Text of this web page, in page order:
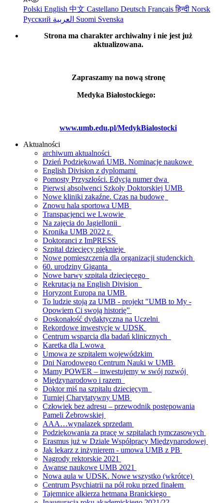
Polski English 中文 Castellano Deutsch Françaisहिन्दी Norsk
Русский
Suomi Svenska
Strona ma charakter archiwalny i nie jest już
aktualizowana.
Zapraszamy na nową stronę
Medyka Białostockiego:
www.umb.edu.pl/MedykBialostocki
Aktualności
archiwum aktualności
Dzień Podziękowań UMB. Nominacje naukowe
English Division z dyplomami
Pomosty Przyszłości. Edycja numer dwa
Pierwsi absolwenci Szkoły Doktorskiej UMB
Nowe kliniki zakaźne. Czas na budowę
Znowu hala sportowa UMB
Transpacjenci we Lwowie
Na zajęcia do Jagiellonii
Kronika UMB 2022 r.
Doktoranci z ImPRESS
Szpital dziecięcy pięknieje
Nowe pomieszczenia dla organizacji studenckich
60. urodziny Giganta
Nowe barwy szpitala dziecięcego
Rekrutacja na English Division
Horyzont Europa na UMB
To ludzie stoją za UMB - projekt "UMB to My -
Opowiem Ci swoją historię”
Doskonałość dydaktyczna na Uczelni
Rekordowe inwestycje w UDSK
Centrum wsparcia dla badań klinicznych
Karetka dla Lwowa
Umowa ze szpitalem wojewódzkim
Dni Narodowego Centrum Nauki w UMB
Mamy POWER – inwestujemy w swój rozwój
Międzynarodowo i razem
Doktor miś na szpitalu dziecięcym
Turniej Charytatywny UMB
Człowiek bez adresu – przewodnik postępowania
Pameli Żebrowskiej
AAA…wynalazek sprzedam
Podziękowania za pracę w szpitalach tymczasowych
Erasmus już w Dziale Współpracy Międzynarodowej
Jak lekarz z inżynierem - umowa UMB z PB
Nagrody rektorskie 2021
Awanse naukowe UMB 2021
Nowa aula w UDSK. Nowe wszystko (wkrótce)
Centrum Psychiatrii na pół roku przed finałem
Tajemnice alkierza hetmana Branickiego